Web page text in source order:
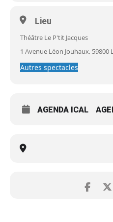
Lieu
Théâtre Le P'tit Jacques
1 Avenue Léon Jouhaux, 59800
Autres spectacles
AGENDA ICAL